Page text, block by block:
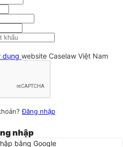
dụng website Caselaw Việt Nam
Đăng nhập
nhập
bằng Google